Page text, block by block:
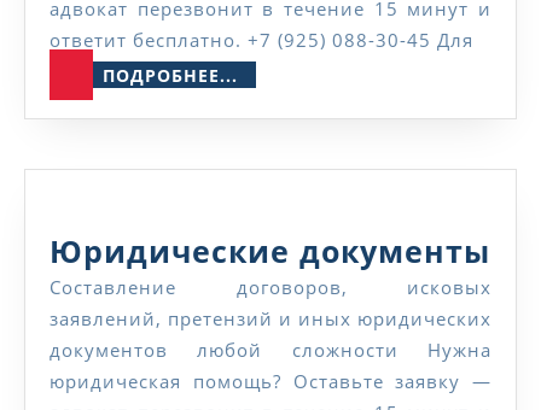
адвокат перезвонит в течение 15 минут и
ответит бесплатно. +7 (925) 088-30-45 Для
ПОДРОБНЕЕ...
Юридические документы
Составление договоров, исковых
заявлений, претензий и иных юридических
документов любой сложности Нужна
юридическая помощь? Оставьте заявку —